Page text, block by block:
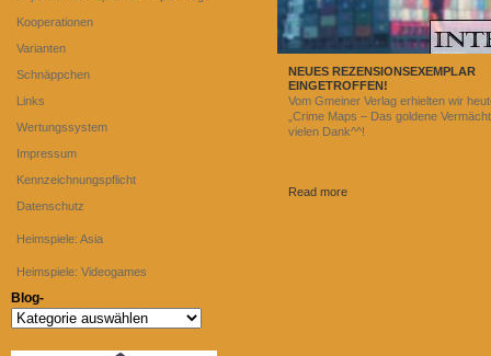
NEUES REZENSIONSEXEMPLAR
EINGETROFFEN!
Vom Gmeiner Verlag erhielten wir
„Crime Maps – Das goldene
vielen Dank^^!
Read more
Kooperationen
Varianten
Schnäppchen
Links
Wertungssystem
Impressum
Kennzeichnungspflicht
Datenschutz
Heimspiele: Asia
Heimspiele: Videogames
Blog-
Blog-